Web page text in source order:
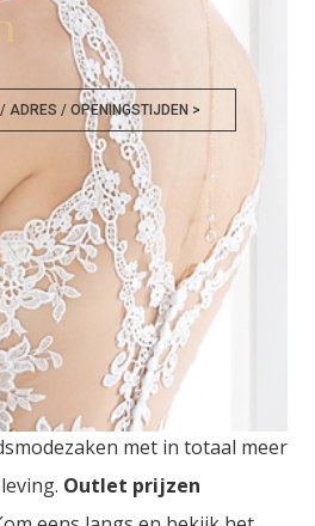
ADRES / OPENINGSTIJDEN >
Noord Brabant
Brabant. Degrootste
van Nederland vindt u in
met in totaal meer
Outlet prijzen